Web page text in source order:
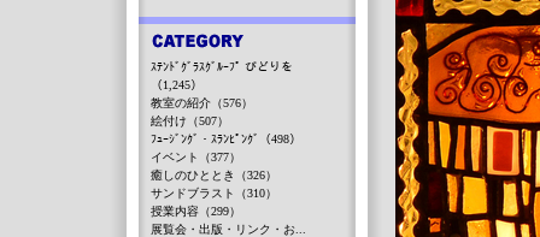
ｽﾃﾝﾄﾞｸﾞﾗｽｸﾞﾙｰﾌﾟ びどりを
（1,245）
教室の紹介（576）
絵付け（507）
ﾌｭｰｼﾞﾝｸﾞ・ｽﾗﾝﾋﾟﾝｸﾞ（498）
イベント（377）
癒しのひととき（326）
サンドブラスト（310）
授業内容（299）
展覧会・出版・リンク・お...